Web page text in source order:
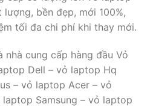
bền đẹp, mới 100%,
tối đa chi phí khi thay mới.
nhà cung cấp hàng đầu Vỏ
Dell – vỏ laptop Hq
– vỏ laptop Acer – vỏ
Samsung – vỏ laptop